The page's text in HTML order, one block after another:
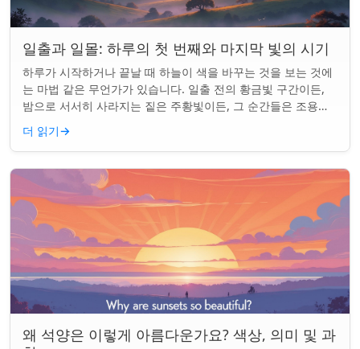
일출과 일몰: 하루의 첫 번째와 마지막 빛의 시기
하루가 시작하거나 끝날 때 하늘이 색을 바꾸는 것을 보는 것에
는 마법 같은 무언가가 있습니다. 일출 전의 황금빛 구간이든,
밤으로 서서히 사라지는 짙은 주황빛이든, 그 순간들은 조용한
경이로움으로 우리의 하루를 시작...
더 읽기→
왜 석양은 이렇게 아름다운가요? 색상, 의미 및 과